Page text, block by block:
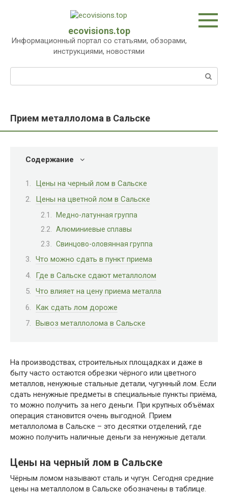
ecovisions.top
Информационный портал со статьями, обзорами,
инструкциями, новостями
Прием металлолома в Сальске
Содержание
Цены на черный лом в Сальске
Цены на цветной лом в Сальске
Медно-латунная группа
Алюминиевые сплавы
Свинцово-оловянная группа
Что можно сдать в пункт приема
Где в Сальске сдают металлолом
Что влияет на цену приема металла
Как сдать лом дороже
Вывоз металлолома в Сальске
На производствах, строительных площадках и даже в
быту часто остаются обрезки чёрного или цветного
металлов, ненужные стальные детали, чугунный лом. Если
сдать ненужные предметы в специальные пункты приёма,
то можно получить за него деньги. При крупных объёмах
операция становится очень выгодной. Прием
металлолома в Сальске – это десятки отделений, где
можно получить наличные деньги за ненужные детали.
Цены на черный лом в Сальске
Чёрным ломом называют сталь и чугун. Сегодня средние
цены на металлолом в Сальске обозначены в таблице.